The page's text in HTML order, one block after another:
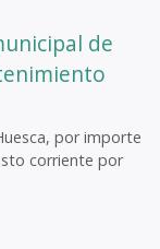
de
por importe
corriente por